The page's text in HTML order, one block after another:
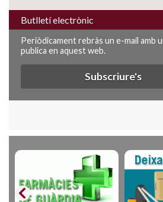
Butlletí electrònic
Periòdicament rebràs un e-mail amb
publica en aquest web.
Subscriure's